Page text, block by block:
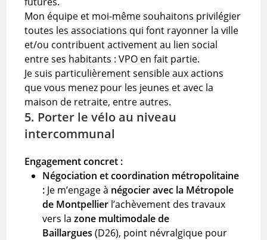
Mon équipe et moi-même souhaitons privilégier
toutes les associations qui font rayonner la ville
et/ou contribuent activement au lien social
entre ses habitants : VPO en fait partie.
Je suis particulièrement sensible aux actions
que vous menez pour les jeunes et avec la
maison de retraite, entre autres.
5. Porter le vélo au niveau
intercommunal
Engagement concret :
Négociation et coordination métropolitaine
: Je m’engage à négocier avec la Métropole
de Montpellier l’achèvement des travaux
vers lazone multimodale de
Baillargues (D26), point névralgique pour